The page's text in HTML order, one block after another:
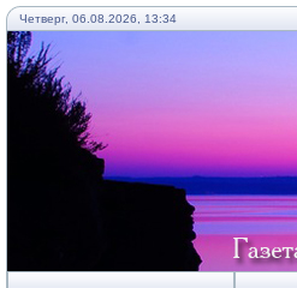
Четверг, 06.08.2026, 13:34